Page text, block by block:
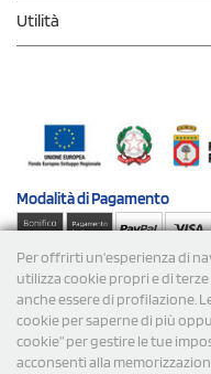
Per offrirti un'esperienza di
utilizza cookie propri e di
anche essere di profilazione.
cookie per saperne di più
cookie” per gestire le tue
acconsenti alla
Utilità
Modalità diPagamento
Spedizioni